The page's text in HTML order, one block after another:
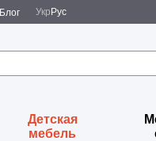
Блог Укр Рус
Детская
мебель